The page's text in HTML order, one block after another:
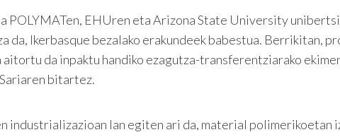
POLYMATen, EHUren eta Arizona State University
da, Ikerbasque bezalako erakundeek babestua. Berrikitan,
da inpaktu handiko ezagutza-transferentziarako
bitartez.
industrializazioan lan egiten ari da, material polimerikoetan